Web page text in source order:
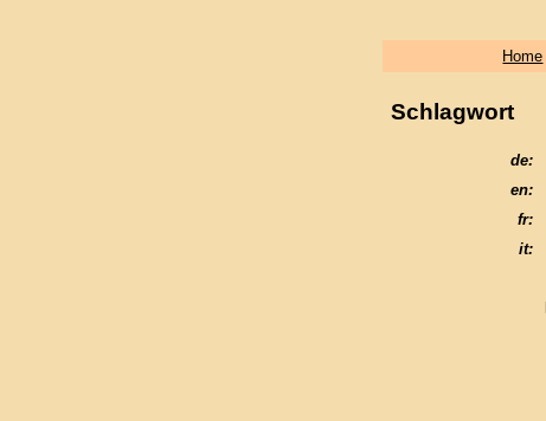
Home
Schlagwort
de:
en:
fr:
it: